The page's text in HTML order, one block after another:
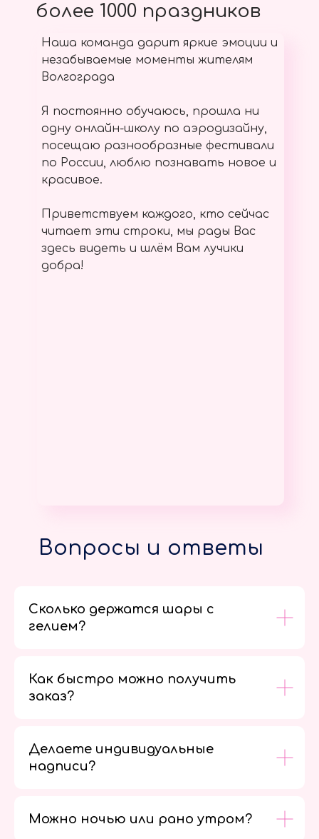
более 1000 праздников
Наша команда дарит яркие эмоции и
незабываемые моменты жителям
Волгограда
Я постоянно обучаюсь, прошла ни
одну онлайн-школу по аэродизайну,
посещаю разнообразные фестивали
по России, люблю познавать новое и
красивое.
Приветствуем каждого, кто сейчас
читает эти строки, мы рады Вас
здесь видеть и шлём Вам лучики
добра!
Вопросы и ответы
Сколько держатся шары с
гелием?
Как быстро можно получить
заказ?
Делаете индивидуальные
надписи?
Можно ночью или рано утром?